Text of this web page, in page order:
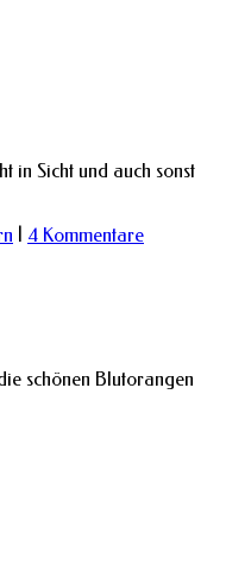
in Sicht und auch sonst
4 Kommentare
schönen Blutorangen